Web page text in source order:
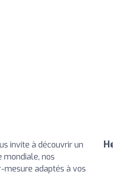
invite à découvrir un
mondiale, nos
mesure adaptés à vos